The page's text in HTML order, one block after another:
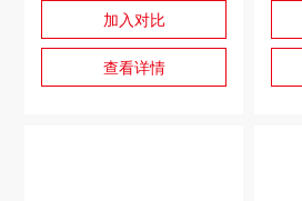
加入对比
查看详情